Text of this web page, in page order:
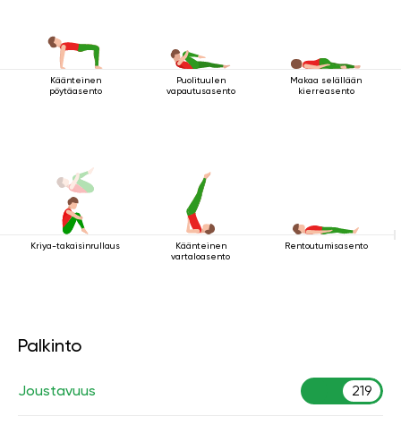
Käänteinen
pöytäasento
Puolituulen
vapautusasento
Makaa selällään
kierreasento
Kriya-takaisinrullaus
Käänteinen
vartaloasento
Rentoutumisasento
Palkinto
Joustavuus 219